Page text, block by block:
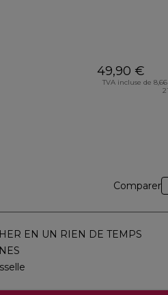
49,90 €
TVA incluse de
Comparer
EN UN RIEN DE TEMPS